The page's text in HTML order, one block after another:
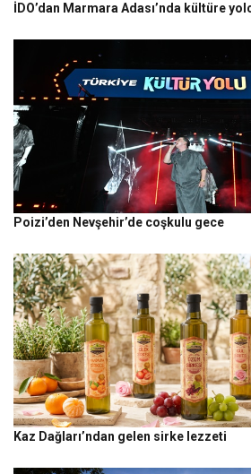
İDO’dan Marmara Adası’nda kültüre
Poizi’den Nevşehir’de coşkulu gece
Kaz Dağları’ndan gelen sirke lezzeti